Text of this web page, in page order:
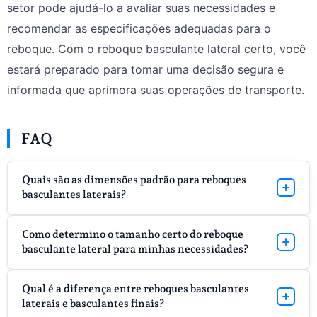
setor pode ajudá-lo a avaliar suas necessidades e
recomendar as especificações adequadas para o
reboque. Com o reboque basculante lateral certo, você
estará preparado para tomar uma decisão segura e
informada que aprimora suas operações de transporte.
FAQ
Quais são as dimensões padrão para reboques
basculantes laterais?
comuns variam de 1,5 x 2,4 m a 2,1 x 4,8 m. As alturas
das paredes laterais variam de 60 cm a 122 cm, e os
Como determino o tamanho certo do reboque
basculante lateral para minhas necessidades?
fatores, incluindo o tipo de material a ser transportado, o
Qual é a diferença entre reboques basculantes
laterais e basculantes finais?